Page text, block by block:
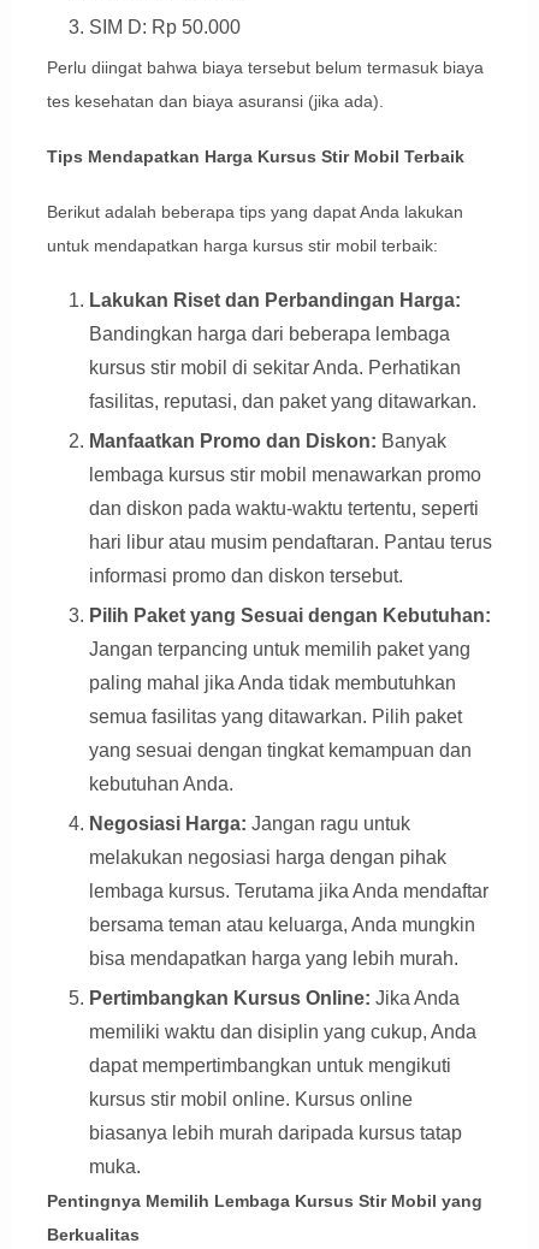
SIM D: Rp 50.000
Perlu diingat bahwa biaya tersebut belum termasuk biaya
tes kesehatan dan biaya asuransi (jika ada).
Tips Mendapatkan Harga Kursus Stir Mobil Terbaik
Berikut adalah beberapa tips yang dapat Anda lakukan
untuk mendapatkan harga kursus stir mobil terbaik:
Lakukan Riset dan Perbandingan Harga:
Bandingkan harga dari beberapa lembaga
kursus stir mobil di sekitar Anda. Perhatikan
fasilitas, reputasi, dan paket yang ditawarkan.
Manfaatkan Promo dan Diskon: Banyak
lembaga kursus stir mobil menawarkan promo
dan diskon pada waktu-waktu tertentu, seperti
hari libur atau musim pendaftaran. Pantau terus
informasi promo dan diskon tersebut.
Pilih Paket yang Sesuai dengan Kebutuhan:
Jangan terpancing untuk memilih paket yang
paling mahal jika Anda tidak membutuhkan
semua fasilitas yang ditawarkan. Pilih paket
yang sesuai dengan tingkat kemampuan dan
kebutuhan Anda.
Negosiasi Harga: Jangan ragu untuk
melakukan negosiasi harga dengan pihak
lembaga kursus. Terutama jika Anda mendaftar
bersama teman atau keluarga, Anda mungkin
bisa mendapatkan harga yang lebih murah.
Pertimbangkan Kursus Online: Jika Anda
memiliki waktu dan disiplin yang cukup, Anda
dapat mempertimbangkan untuk mengikuti
kursus stir mobil online. Kursus online
biasanya lebih murah daripada kursus tatap
muka.
Pentingnya Memilih Lembaga Kursus Stir Mobil yang
Berkualitas